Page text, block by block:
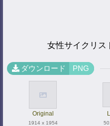
女性サイクリス
ダウンロード PNG
Original
1914 x 1954